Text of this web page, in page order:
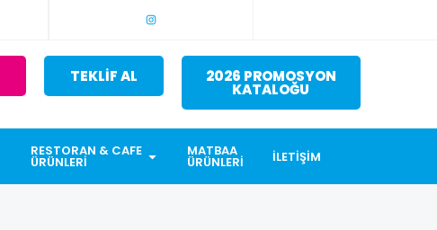
TEKLİF AL 2026 PROMOSYON
KATALOĞU
RESTORAN & CAFE
ÜRÜNLERI
MATBAA
ÜRÜNLERI İLETIŞIM